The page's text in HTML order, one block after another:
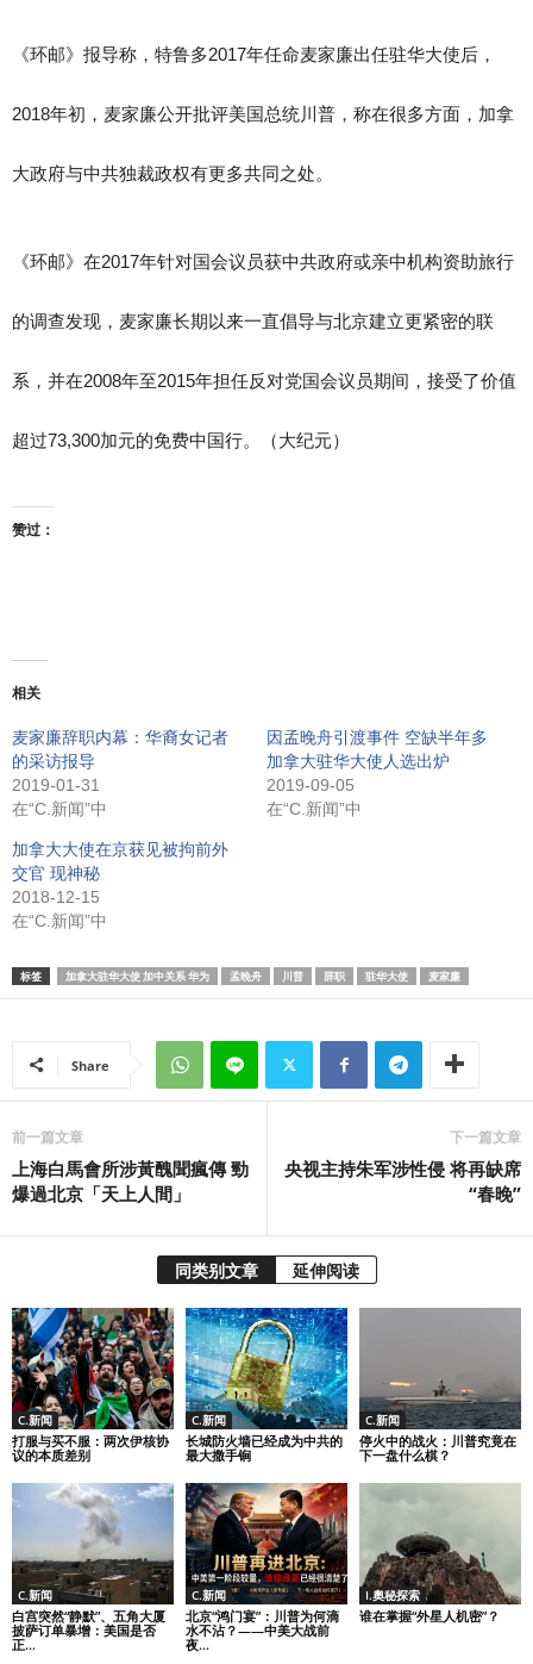
《环邮》报导称，特鲁多2017年任命麦家廉出任驻华大使后，
2018年初，麦家廉公开批评美国总统川普，称在很多方面，加拿
大政府与中共独裁政权有更多共同之处。
《环邮》在2017年针对国会议员获中共政府或亲中机构资助旅行
的调查发现，麦家廉长期以来一直倡导与北京建立更紧密的联
系，并在2008年至2015年担任反对党国会议员期间，接受了价值
超过73,300加元的免费中国行。（大纪元）
赞过：
相关
麦家廉辞职内幕：华裔女记者
的采访报导
2019-01-31
在“C.新闻”中
因孟晚舟引渡事件 空缺半年多
加拿大驻华大使人选出炉
2019-09-05
在“C.新闻”中
加拿大大使在京获见被拘前外
交官 现神秘
2018-12-15
在“C.新闻”中
标签 加拿大驻华大使 加中关系 华为 孟晚舟 川普 辞职 驻华大使 麦家廉
Share
前一篇文章
上海白馬會所涉黃醜聞瘋傳 勁
爆過北京「天上人間」
下一篇文章
央视主持朱军涉性侵 将再缺席
“春晚”
同类别文章 延伸阅读
C.新闻
打服与买不服：两次伊核协
议的本质差别
C.新闻
长城防火墙已经成为中共的
最大撒手锏
C.新闻
停火中的战火：川普究竟在
下一盘什么棋？
C.新闻
白宫突然“静默”、五角大厦
披萨订单暴增：美国是否
正...
C.新闻
北京“鸿门宴”：川普为何滴
水不沾？——中美大战前
夜...
I.奧秘探索
谁在掌握“外星人机密”？